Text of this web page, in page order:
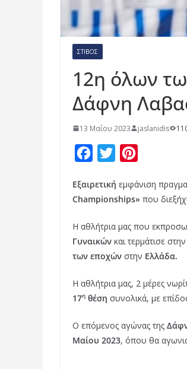
ΣΤΊΒΟΣ
12η όλων
Δάφνη
13 Μαΐου 2023 jaslanidis
c
e
b
o
o
k
i
t
t
e
r
n
t
e
r
e
s
t
Εξαιρετική εμφάνιση
Championships» που
Η αθλήτρια μας που
Γυναικών και τερμάτισε στην
των εποχών στην Ελλάδα.
Η αθλήτρια μας, 2 μέρες
17η θέση συνολικά, με
Ο επόμενος αγώνας της
Μαίου 2023, όπου θα